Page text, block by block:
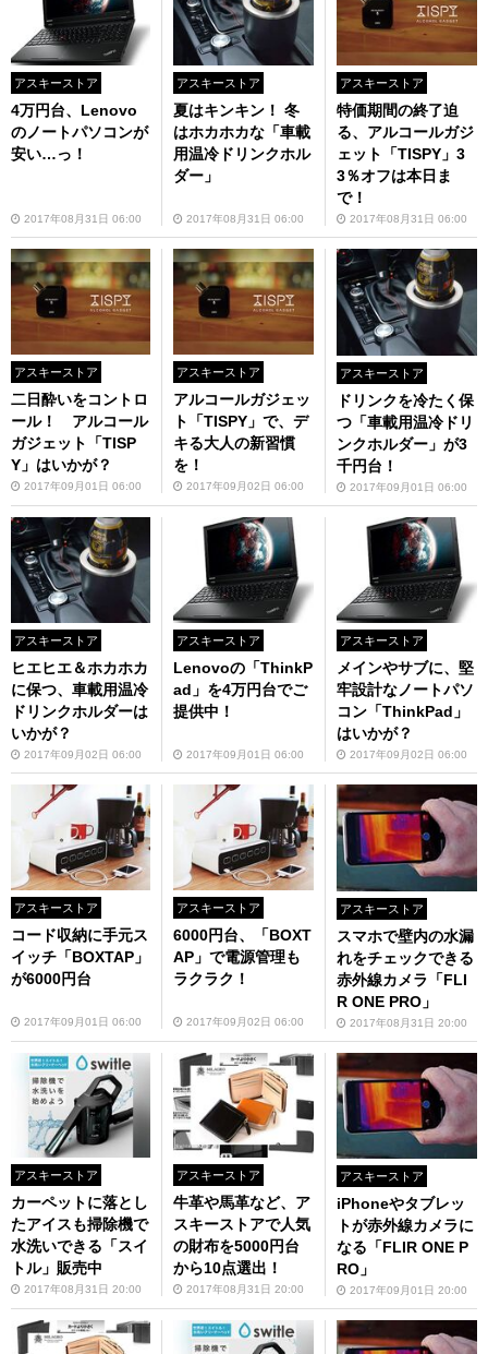
アスキーストア
4万円台、Lenovo
のノートパソコンが
安い…っ！
2017年08月31日 06:00
アスキーストア
夏はキンキン！ 冬
はホカホカな「車載
用温冷ドリンクホル
ダー」
2017年08月31日 06:00
アスキーストア
特価期間の終了迫
る、アルコールガジ
ェット「TISPY」3
3％オフは本日ま
で！
2017年08月31日 06:00
アスキーストア
二日酔いをコントロ
ール！ アルコール
ガジェット「TISP
Y」はいかが？
2017年09月01日 06:00
アスキーストア
アルコールガジェッ
ト「TISPY」で、デ
キる大人の新習慣
を！
2017年09月02日 06:00
アスキーストア
ドリンクを冷たく保
つ「車載用温冷ドリ
ンクホルダー」が3
千円台！
2017年09月01日 06:00
アスキーストア
ヒエヒエ＆ホカホカ
に保つ、車載用温冷
ドリンクホルダーは
いかが？
2017年09月02日 06:00
アスキーストア
Lenovoの「ThinkP
ad」を4万円台でご
提供中！
2017年09月01日 06:00
アスキーストア
メインやサブに、堅
牢設計なノートパソ
コン「ThinkPad」
はいかが？
2017年09月02日 06:00
アスキーストア
コード収納に手元ス
イッチ「BOXTAP」
が6000円台
2017年09月01日 06:00
アスキーストア
6000円台、「BOXT
AP」で電源管理も
ラクラク！
2017年09月02日 06:00
アスキーストア
スマホで壁内の水漏
れをチェックできる
赤外線カメラ「FLI
R ONE PRO」
2017年08月31日 20:00
アスキーストア
カーペットに落とし
たアイスも掃除機で
水洗いできる「スイ
トル」販売中
2017年08月31日 20:00
アスキーストア
牛革や馬革など、ア
スキーストアで人気
の財布を5000円台
から10点選出！
2017年08月31日 20:00
アスキーストア
iPhoneやタブレッ
トが赤外線カメラに
なる「FLIR ONE P
RO」
2017年09月01日 20:00